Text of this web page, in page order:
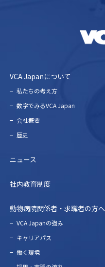
VCA Japanについて
私たちの考え⽅
数字でみるVCA Japan
会社概要
歴史
ニュース
社内教育制度
動物病院関係者・求職者の方へ
VCA Japanの強み
キャリアパス
働く環境